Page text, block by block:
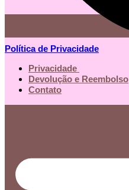
Política de Privacidade
Privacidade
Devolução e Reembolso
Contato